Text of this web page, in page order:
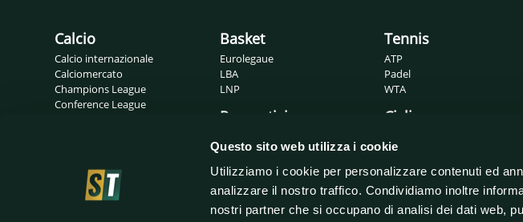
Questo sito web utilizza i cookie
Utilizziamo i cookie per personalizzare contenuti ed
analizzare il nostro traffico. Condividiamo inoltre
nostri partner che si occupano di analisi dei dati web,
Calcio
Calcio internazionale
Calciomercato
Champions League
Conference League
Basket
Eurolegaue
LBA
LNP
Pronostici
Gossip
Tennis
ATP
Padel
WTA
Ciclismo
Tour de France